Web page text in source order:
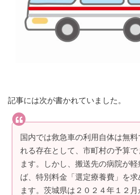
記事には次が書かれていました。
国内では救急車の利用自体は無
れる存在として、市町村の予算
ます。しかし、搬送先の病院が
ば、特別料金「選定療養費」を求
ます。茨城県は２０２４年１２